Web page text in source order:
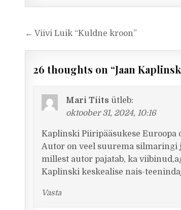
Navigeerimine
← Viivi Luik “Kuldne kroon”
26 thoughts on “Jaan
Mari Tiits ütleb:
oktoober 31, 2024, 10:16
Kaplinski Piiripääsukese Euroopa
Autor on veel suurema silmaringi
millest autor pajatab, ka
Kaplinski keskealise nais-
Vasta